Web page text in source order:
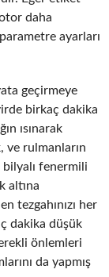
daha
ayarları
geçirmeye
birkaç dakika
ısınarak
ve rulmanların
fenermili
altına
tezgahınızı her
dakika düşük
önlemleri
da yapmış